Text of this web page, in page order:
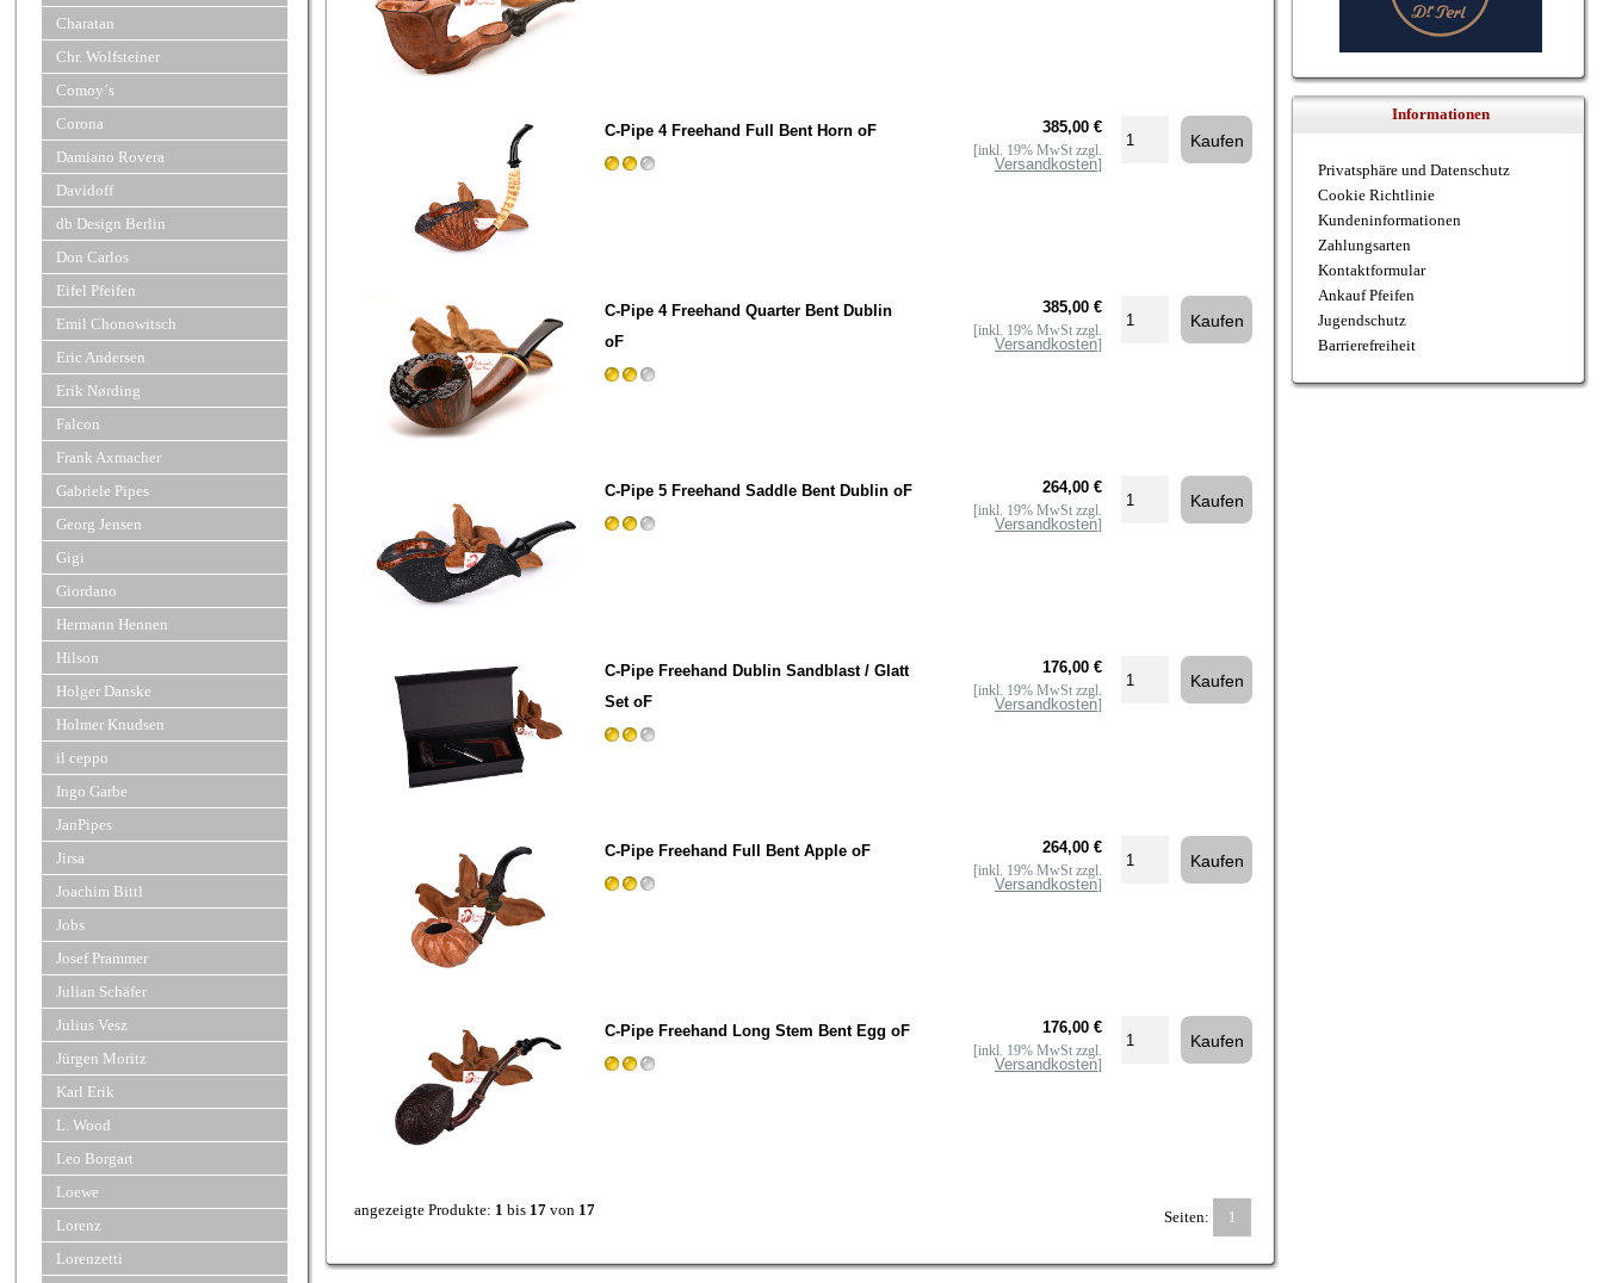
Charatan
Chr. Wolfsteiner
Comoy´s
Corona
Damiano Rovera
Davidoff
db Design Berlin
Don Carlos
Eifel Pfeifen
Emil Chonowitsch
Eric Andersen
Erik Nørding
Falcon
Frank Axmacher
Gabriele Pipes
Georg Jensen
Gigi
Giordano
Hermann Hennen
Hilson
Holger Danske
Holmer Knudsen
il ceppo
Ingo Garbe
JanPipes
Jirsa
Joachim Bittl
Jobs
Josef Prammer
Julian Schäfer
Julius Vesz
Jürgen Moritz
Karl Erik
L. Wood
Leo Borgart
Loewe
Lorenz
Lorenzetti
C-Pipe 4 Freehand Full Bent Horn oF 385,00 €
[inkl. 19% MwSt zzgl.
Versandkosten]
C-Pipe 4 Freehand Quarter Bent Dublin
oF
385,00 €
[inkl. 19% MwSt zzgl.
Versandkosten]
C-Pipe 5 Freehand Saddle Bent Dublin oF 264,00 €
[inkl. 19% MwSt zzgl.
Versandkosten]
C-Pipe Freehand Dublin Sandblast / Glatt
Set oF
176,00 €
[inkl. 19% MwSt zzgl.
Versandkosten]
C-Pipe Freehand Full Bent Apple oF 264,00 €
[inkl. 19% MwSt zzgl.
Versandkosten]
C-Pipe Freehand Long Stem Bent Egg oF 176,00 €
[inkl. 19% MwSt zzgl.
Versandkosten]
angezeigte Produkte: 1 bis 17 von 17 Seiten: 1
Informationen
Privatsphäre und Datenschutz
Cookie Richtlinie
Kundeninformationen
Zahlungsarten
Kontaktformular
Ankauf Pfeifen
Jugendschutz
Barrierefreiheit